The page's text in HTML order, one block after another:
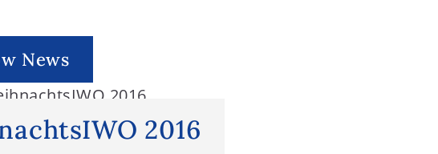
News
2016
2016